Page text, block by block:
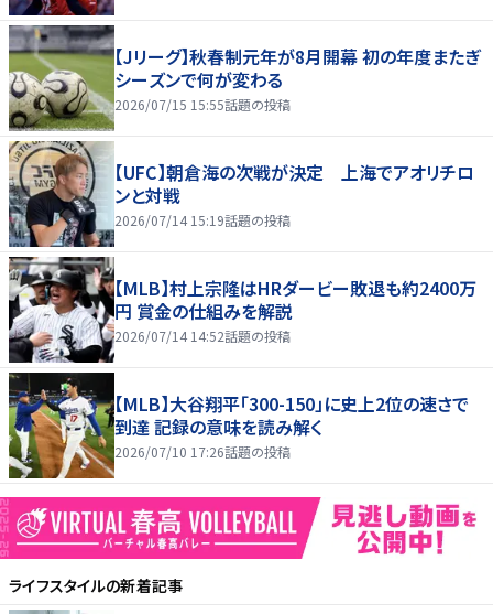
【Jリーグ】秋春制元年が8月開幕 初の年度またぎ
シーズンで何が変わる
2026/07/15 15:55話題の投稿
【UFC】朝倉海の次戦が決定 上海でアオリチロ
ンと対戦
2026/07/14 15:19話題の投稿
【MLB】村上宗隆はHRダービー敗退も約2400万
円 賞金の仕組みを解説
2026/07/14 14:52話題の投稿
【MLB】大谷翔平「300-150」に史上2位の速さで
到達 記録の意味を読み解く
2026/07/10 17:26話題の投稿
ライフスタイルの新着記事